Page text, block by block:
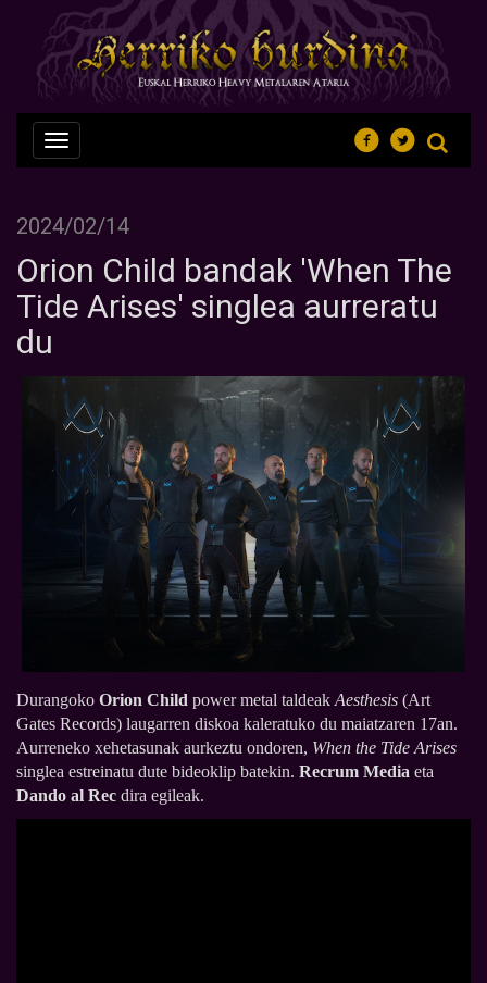
Nabegazioa
ireki
2024/02/14
Orion Child bandak 'When The
Tide Arises' singlea aurreratu
du
Durangoko Orion Child power metal taldeak Aesthesis (Art
Gates Records) laugarren diskoa kaleratuko du maiatzaren 17an.
Aurreneko xehetasunak aurkeztu ondoren, When the Tide Arises
singlea estreinatu dute bideoklip batekin. Recrum Media eta
Dando al Rec dira egileak.